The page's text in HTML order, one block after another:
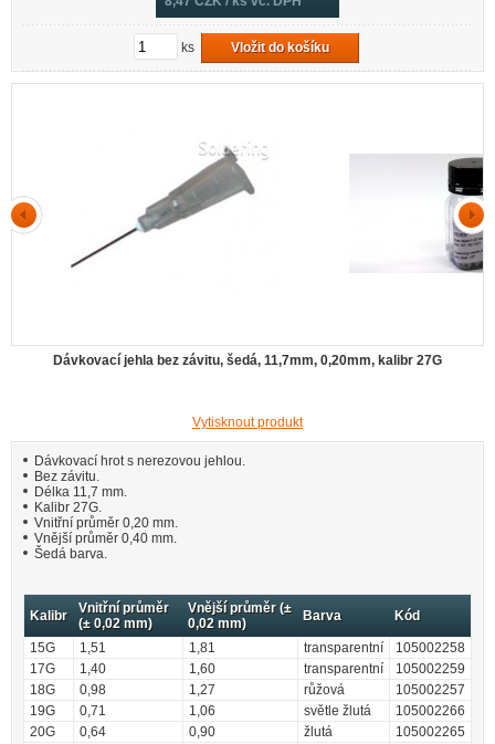
ks Vložit do košíku
Dávkovací jehla bez závitu, šedá, 11,7mm, 0,20mm, kalibr 27G
Vytisknout produkt
Dávkovací hrot s nerezovou jehlou.
Bez závitu.
Délka 11,7 mm.
Kalibr 27G.
Vnitřní průměr 0,20 mm.
Vnější průměr 0,40 mm.
Šedá barva.
Kalibr
Vnitřní průměr
(± 0,02 mm)
Vnější průměr (±
0,02 mm)
Barva Kód
15G 1,51 1,81 transparentní
105002258
17G
1,40 1,60 transparentní
105002259
18G
0,98 1,27 růžová
105002257
19G
0,71 1,06 světle žlutá
105002266
20G
0,64 0,90 žlutá
105002265